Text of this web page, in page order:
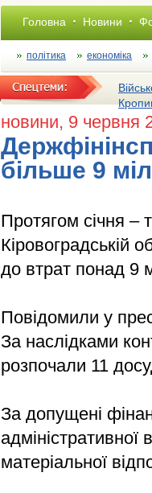
Головна Новини
політика економіка
новини, 9 червня
більше 9
Протягом січня –
Кіровоградській
до втрат понад 9
Повідомили у
За наслідками
розпочали 11
За допущені
адміністративної
матеріальної